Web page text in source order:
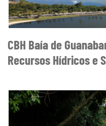
CBH Baía de
Recursos Hídricos e